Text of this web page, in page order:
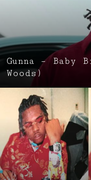
Gunna –
Woods)